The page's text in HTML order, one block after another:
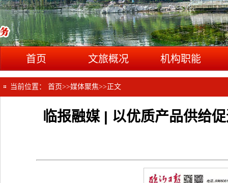
首页 文旅概况 机构职能
当前位置： 首页>>媒体聚焦>> 正文
临报融媒 | 以优质产品供给